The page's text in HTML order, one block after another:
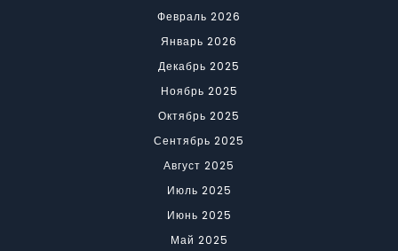
Февраль 2026
Январь 2026
Декабрь 2025
Ноябрь 2025
Октябрь 2025
Сентябрь 2025
Август 2025
Июль 2025
Июнь 2025
Май 2025